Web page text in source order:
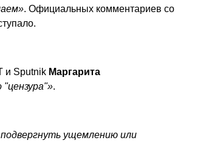
. Официальных комментариев со
и Sputnik Маргарита
"цензура"».
ущемлению или